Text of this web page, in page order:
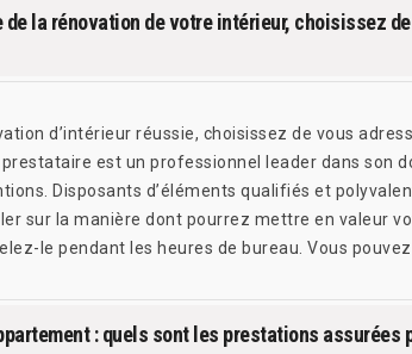
de la rénovation de votre intérieur, choisissez
d’intérieur réussie, choisissez de vous
est un professionnel leader dans son
Disposants d’éléments qualifiés et
sur la manière dont pourrez mettre en valeur
le pendant les heures de bureau. Vous
: quels sont les prestations assurées